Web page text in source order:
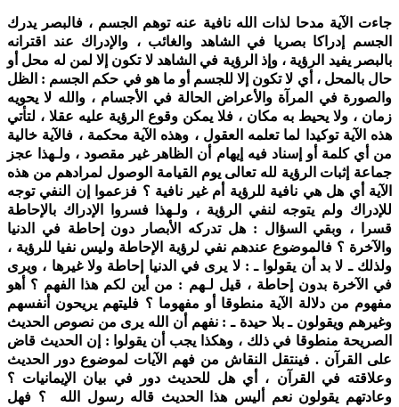
جاءت الآية مدحا لذات الله نافية عنه توهم الجسم ، فالبصر يدرك
الجسم إدراكا بصريا في الشاهد والغائب ، والإدراك عند اقترانه
بالبصر يفيد الرؤية ، وإذ الرؤية في الشاهد لا تكون إلا لمن له محل أو
حال بالمحل ، أي لا تكون إلا للجسم أو ما هو في حكم الجسم : الظل
والصورة في المرآة والأعراض الحالة في الأجسام ، والله لا يحويه
زمان ، ولا يحيط به مكان ، فلا يمكن وقوع الرؤية عليه عقلا ، لتأتي
هذه الآية توكيدا لما تعلمه العقول ، وهذه الآية محكمة ، فالآية خالية
من أي كلمة أو إسناد فيه إيهام أن الظاهر غير مقصود ، ولـهذا عجز
جماعة إثبات الرؤية لله تعالى يوم القيامة الوصول لمرادهم من هذه
الآية أي هل هي نافية للرؤية أم غير نافية ؟ فزعموا إن النفي توجه
للإدراك ولم يتوجه لنفي الرؤية ، ولـهذا فسروا الإدراك بالإحاطة
قسرا ، وبقي السؤال : هل تدركه الأبصار دون إحاطة في الدنيا
والآخرة ؟ فالموضوع عندهم نفي لرؤية الإحاطة وليس نفيا للرؤية ،
ولذلك ـ لا بد أن يقولوا ـ : لا يرى في الدنيا إحاطة ولا غيرها ، ويرى
في الآخرة بدون إحاطة ، قيل لـهم : من أين لكم هذا الفهم ؟ أهو
مفهوم من دلالة الآية منطوقا أو مفهوما ؟ فليتهم يريحون أنفسهم
وغيرهم ويقولون ـ بلا حيدة ـ : نفهم أن الله يرى من نصوص الحديث
الصريحة منطوقا في ذلك ، وهكذا يجب أن يقولوا : إن الحديث قاض
على القرآن . فينتقل النقاش من فهم الآيات لموضوع دور الحديث
وعلاقته في القرآن ، أي هل للحديث دور في بيان الإيمانيات ؟
وعادتهم يقولون نعم أليس هذا الحديث قاله رسول الله ؟ فهل